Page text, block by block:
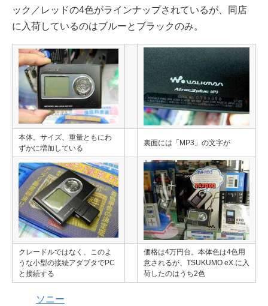
ック／レッドの4色がラインナップされているが、同店
に入荷しているのはブルーとブラックのみ。
本体。サイズ、重量ともにわ
ずかに増加している
裏面には「MP3」の文字が
クレードルではなく、このよ
うな小型の接続アダプタでPC
と接続する
価格は4万円台。本体色は4色用
意されるが、TSUKUMO eX.に入
荷したのはうち2色
ソニー